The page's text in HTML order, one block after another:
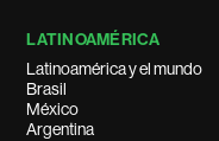
LATINOAMÉRICA
Latinoamérica y el mundo
Brasil
México
Argentina